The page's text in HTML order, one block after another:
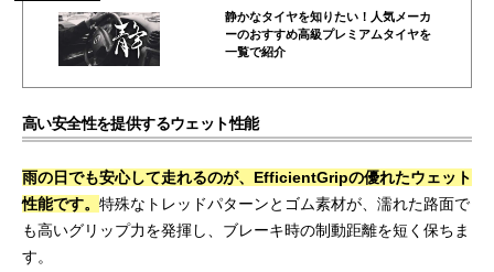
静かなタイヤを知りたい！人気メーカ
ーのおすすめ高級プレミアムタイヤを
一覧で紹介
高い安全性を提供するウェット性能
雨の日でも安心して走れるのが、EfficientGripの優れたウェット
性能です。 特殊なトレッドパターンとゴム素材が、濡れた路面で
も高いグリップ力を発揮し、ブレーキ時の制動距離を短く保ちま
す。